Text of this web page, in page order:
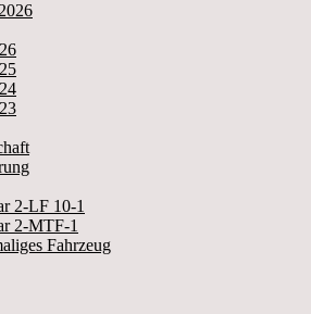
2-LF 10-1
2-MTF-1
Fahrzeug